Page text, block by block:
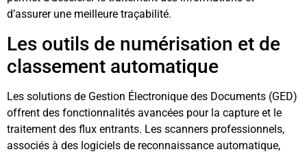
d’assurer une meilleure traçabilité.
Les outils de numérisation et de
classement automatique
Les solutions de Gestion Électronique des Documents (GED)
offrent des fonctionnalités avancées pour la capture et le
traitement des flux entrants. Les scanners professionnels,
associés à des logiciels de reconnaissance automatique,